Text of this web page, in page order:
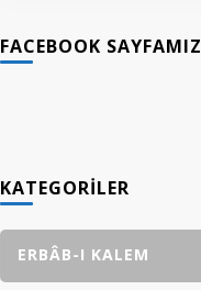
FACEBOOK SAYFAMIZ
KATEGORILER
ERBÂB-I KALEM